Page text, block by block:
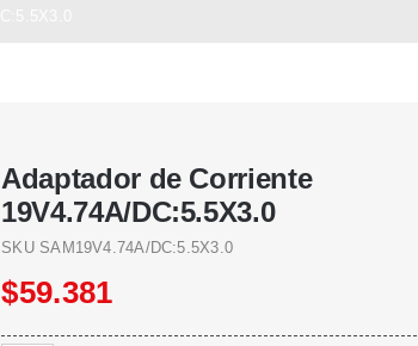
Adaptador de Corriente
19V4.74A/DC:5.5X3.0
SKU SAM19V4.74A/DC:5.5X3.0
$59.381